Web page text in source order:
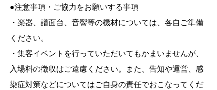
●注意事項・ご協力をお願いする事項
・楽器、譜面台、音響等の機材については、各自ご準備
ください。
・集客イベントを行っていただいてもかまいませんが、
入場料の徴収はご遠慮ください。また、告知や運営、感
染症対策などについてはご自身の責任でおこなってくだ